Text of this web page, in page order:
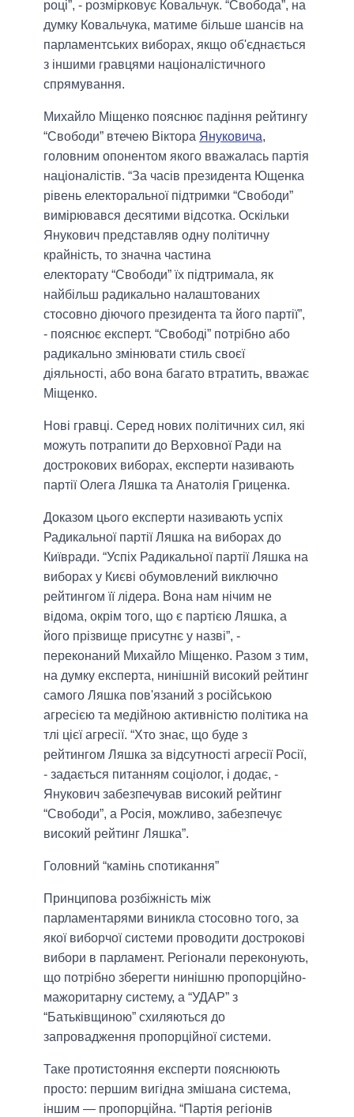
році”, - розмірковує Ковальчук. “Свобода”, на
думку Ковальчука, матиме більше шансів на
парламентських виборах, якщо об'єднається
з іншими гравцями націоналістичного
спрямування.
Михайло Міщенко пояснює падіння рейтингу
“Свободи” втечею Віктора Януковича,
головним опонентом якого вважалась партія
націоналістів. “За часів президента Ющенка
рівень електоральної підтримки “Свободи”
вимірювався десятими відсотка. Оскільки
Янукович представляв одну політичну
крайність, то значна частина
електорату “Свободи” їх підтримала, як
найбільш радикально налаштованих
стосовно діючого президента та його партії”,
- пояснює експерт. “Свободі” потрібно або
радикально змінювати стиль своєї
діяльності, або вона багато втратить, вважає
Міщенко.
Нові гравці. Серед нових політичних сил, які
можуть потрапити до Верховної Ради на
дострокових виборах, експерти називають
партії Олега Ляшка та Анатолія Гриценка.
Доказом цього експерти називають успіх
Радикальної партії Ляшка на виборах до
Київради. “Успіх Радикальної партії Ляшка на
виборах у Києві обумовлений виключно
рейтингом її лідера. Вона нам нічим не
відома, окрім того, що є партією Ляшка, а
його прізвище присутнє у назві”, -
переконаний Михайло Міщенко. Разом з тим,
на думку екcперта, нинішній високий рейтинг
самого Ляшка пов'язаний з російською
агресією та медійною активністю політика на
тлі цієї агресії. “Хто знає, що буде з
рейтингом Ляшка за відсутності агресії Росії,
- задається питанням соціолог, і додає, -
Янукович забезпечував високий рейтинг
“Свободи”, а Росія, можливо, забезпечує
високий рейтинг Ляшка”.
Головний “камінь спотикання”
Принципова розбіжність між
парламентарями виникла стосовно того, за
якої виборчої системи проводити дострокові
вибори в парламент. Регіонали переконують,
що потрібно зберегти нинішню пропорційно-
мажоритарну систему, а “УДАР” з
“Батьківщиною” схиляються до
запровадження пропорційної системи.
Таке протистояння експерти пояснюють
просто: першим вигідна змішана система,
іншим — пропорційна. “Партія регіонів